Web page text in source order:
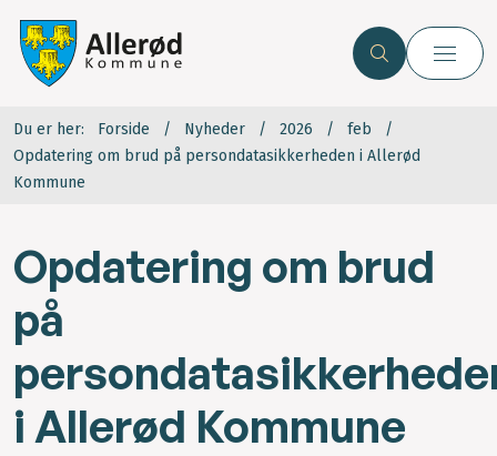
Du er her: Forside Nyheder 2026
feb
Opdatering om brud på persondatasikkerheden i Allerød
Kommune
Opdatering om brud
på
i Allerød Kommune